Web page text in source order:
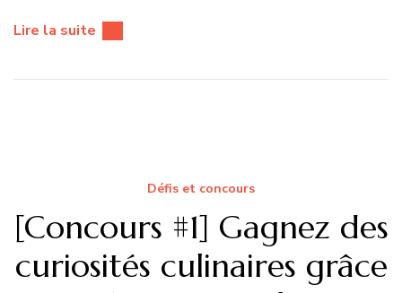
Lire la suite
Défis et concours
[Concours #1] Gagnez des
curiosités culinaires grâce